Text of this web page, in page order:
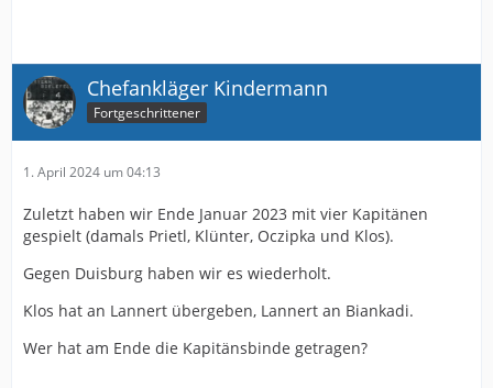
Chefankläger Kindermann
Fortgeschrittener
1. April 2024 um 04:13
Zuletzt haben wir Ende Januar 2023 mit vier Kapitänen
gespielt (damals Prietl, Klünter, Oczipka und Klos).
Gegen Duisburg haben wir es wiederholt.
Klos hat an Lannert übergeben, Lannert an Biankadi.
Wer hat am Ende die Kapitänsbinde getragen?